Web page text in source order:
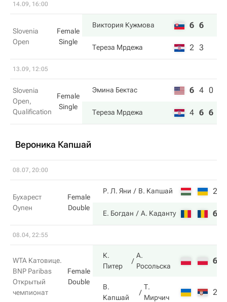
14.09, 16:00
Slovenia
Open
Female
Single
Виктория Кужмова 6 6
Тереза Мрдежа 2 3
13.09, 12:05
Slovenia
Open,
Qualification
Female
Single
Эмина Бектас 6 4 0
Тереза Мрдежа 4 6 6
Вероника Капшай
08.07, 20:00
Бухарест
Оупен
Female
Double
Р. Л. Яни В. Капшай 2
Е. Богдан А. Каданту 6
08.04, 22:55
WTA Катовице.
BNP Paribas
Открытый
чемпионат
Female
Double
К.
Питер
А.
Росольска
6
В.
Капшай
Т.
Мирчич
2